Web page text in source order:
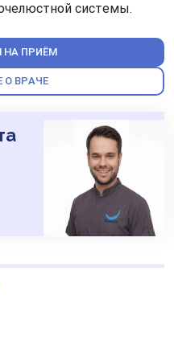
системы.
НА ПРИЁМ
О ВРАЧЕ